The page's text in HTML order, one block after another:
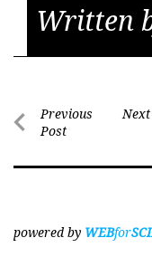
Written
Post
navigation
Previous
Post
Post
powered by WEBfor